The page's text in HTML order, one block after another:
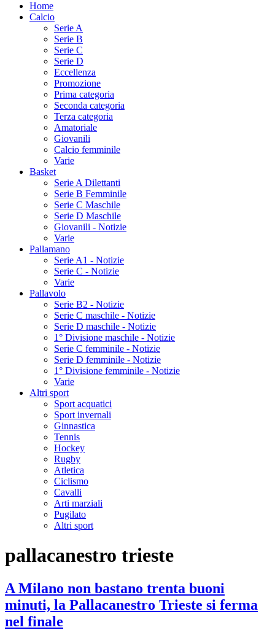
Home
Calcio
Serie A
Serie B
Serie C
Serie D
Eccellenza
Promozione
Prima categoria
Seconda categoria
Terza categoria
Amatoriale
Giovanili
Calcio femminile
Varie
Basket
Serie A Dilettanti
Serie B Femminile
Serie C Maschile
Serie D Maschile
Giovanili - Notizie
Varie
Pallamano
Serie A1 - Notizie
Serie C - Notizie
Varie
Pallavolo
Serie B2 - Notizie
Serie C maschile - Notizie
Serie D maschile - Notizie
1° Divisione maschile - Notizie
Serie C femminile - Notizie
Serie D femminile - Notizie
1° Divisione femminile - Notizie
Varie
Altri sport
Sport acquatici
Sport invernali
Ginnastica
Tennis
Hockey
Rugby
Atletica
Ciclismo
Cavalli
Arti marziali
Pugilato
Altri sport
pallacanestro trieste
A Milano non bastano trenta buoni
minuti, la Pallacanestro Trieste si ferma
nel finale